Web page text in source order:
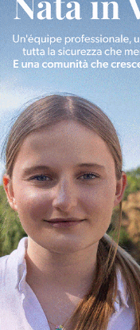
Gianni, Giulia e
processo, lo
Cronaca 3 Agosto 2026
Scomparso da
Fiorentino
Levane nel 2020
Articolo precedente
“Casa Masaccio, Open
dialogo tra artisti e società
Ultime Notizie